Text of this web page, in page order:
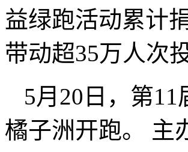
益绿跑活动累计
带动超35万人次
5月20日，第11
橘子洲开跑。 主